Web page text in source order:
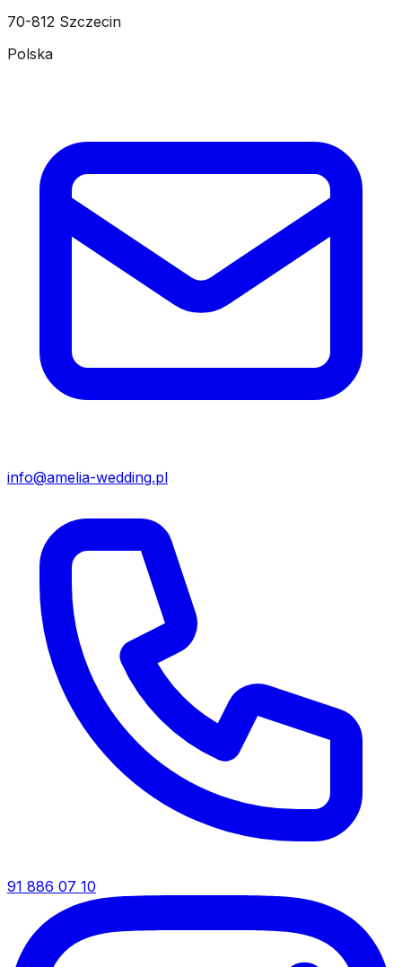
70-812 Szczecin
Polska
info@amelia-wedding.pl
91 886 07 10